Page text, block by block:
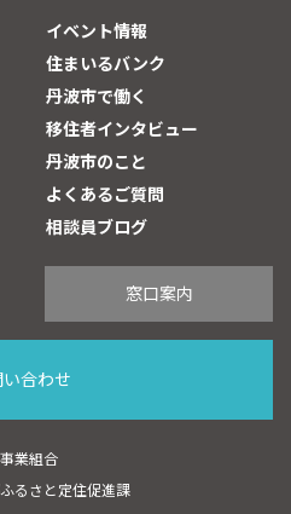
イベント情報
住まいるバンク
丹波市で働く
移住者インタビュー
丹波市のこと
よくあるご質問
相談員ブログ
窓口案内
い合わせ
業組合
るさと定住促進課